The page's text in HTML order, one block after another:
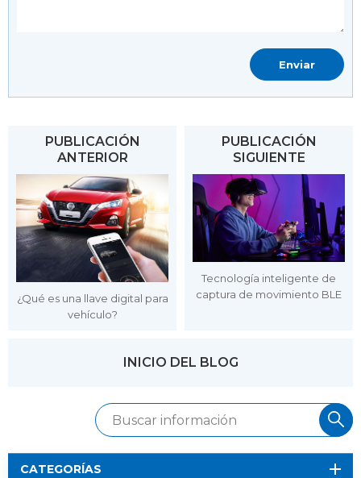
PUBLICACIÓN
ANTERIOR
¿Qué es una llave digital para
vehículo?
PUBLICACIÓN
SIGUIENTE
Tecnología inteligente de
captura de movimiento BLE
INICIO DEL BLOG
CATEGORÍAS